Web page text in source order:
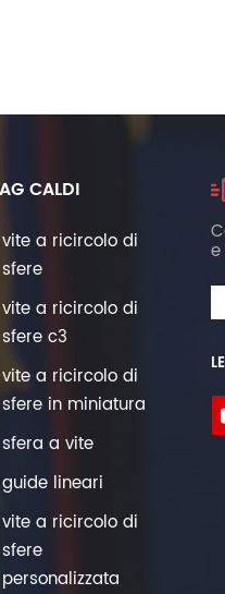
CALDI
vite a ricircolo di
sfere
vite a ricircolo di
sfere c3
vite a ricircolo di
sfere in miniatura
sfera a vite
guide lineari
vite a ricircolo di
sfere
personalizzata